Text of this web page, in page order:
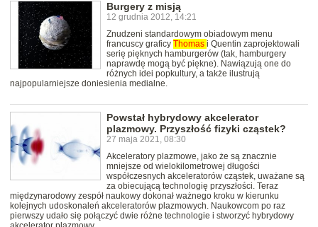
Burgery z misją
12 grudnia 2012, 14:21
Znudzeni standardowym obiadowym menu
francuscy graficy Thomas i Quentin zaprojektowali
serię pięknych hamburgerów (tak, hamburgery
naprawdę mogą być piękne). Nawiązują one do
różnych idei popkultury, a także ilustrują
najpopularniejsze doniesienia medialne.
Powstał hybrydowy akcelerator
plazmowy. Przyszłość fizyki cząstek?
27 maja 2021, 08:30
Akceleratory plazmowe, jako że są znacznie
mniejsze od wielokilometrowej długości
współczesnych akceleratorów cząstek, uważane są
za obiecującą technologię przyszłości. Teraz
międzynarodowy zespół naukowy dokonał ważnego kroku w kierunku
kolejnych udoskonaleń akceleratorów plazmowych. Naukowcom po raz
pierwszy udało się połączyć dwie różne technologie i stworzyć hybrydowy